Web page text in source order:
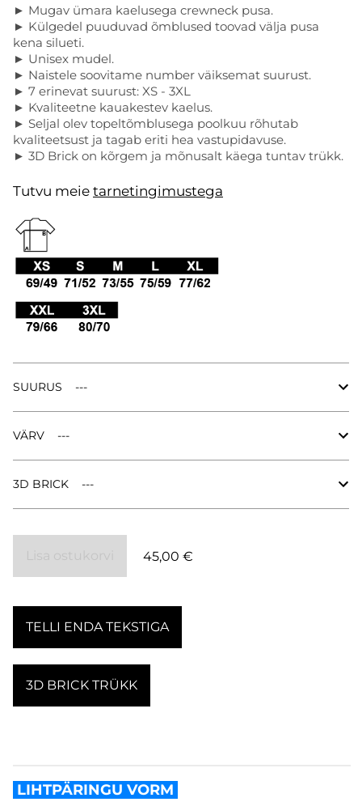
► Mugav ümara kaelusega crewneck pusa.
► Külgedel puuduvad õmblused toovad välja pusa
kena silueti.
► Unisex mudel.
► Naistele soovitame number väiksemat suurust.
► 7 erinevat suurust: XS - 3XL
► Kvaliteetne kauakestev kaelus.
► Seljal olev topeltõmblusega poolkuu rõhutab
kvaliteetsust ja tagab eriti hea vastupidavuse.
► 3D Brick on kõrgem ja mõnusalt käega tuntav trükk.
Tutvu meie tarnetingimustega
SUURUS
VÄRV
3D BRICK
45,00 €
TELLI ENDA TEKSTIGA
3D BRICK TRÜKK
LIHTPÄRINGU VORM